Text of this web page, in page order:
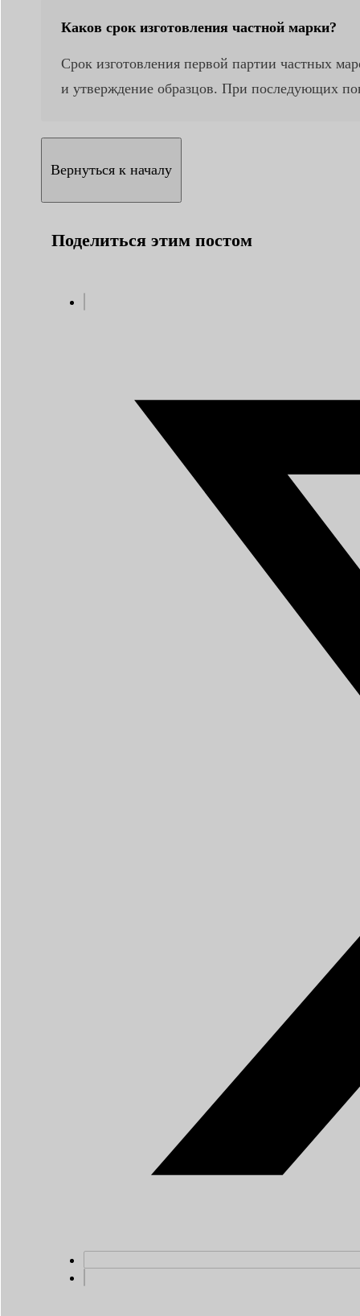
Каков срок изготовления частной марки?
Срок изготовления первой партии частных
и утверждение образцов. При последующих
Вернуться к началу
Поделиться этим постом